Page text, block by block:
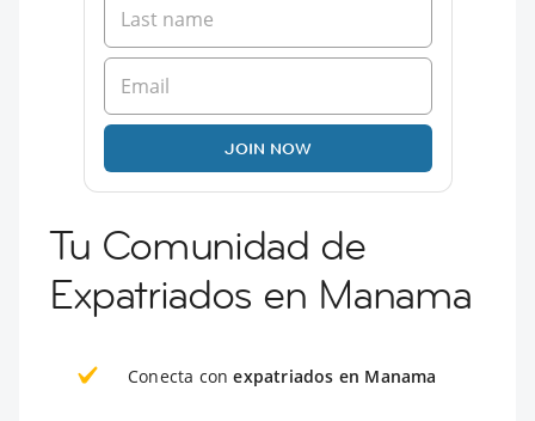
JOIN NOW
Tu Comunidad de
Expatriados en Manama
Conecta conexpatriados en Manama